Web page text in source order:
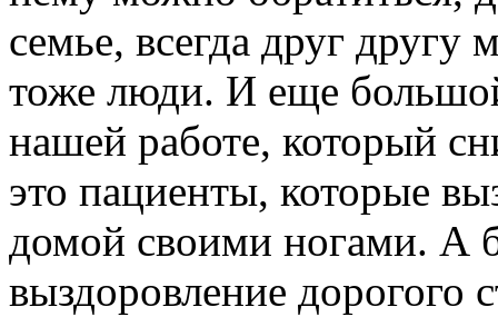
семье, всегда друг
тоже люди. И еще
нашей работе, который
это пациенты, которые
домой своими ногами. А
выздоровление дорогого